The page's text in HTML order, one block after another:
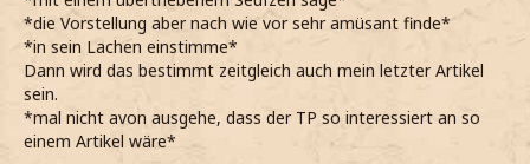
*die Vorstellung aber nach wie vor sehr amüsant finde*
*in sein Lachen einstimme*
Dann wird das bestimmt zeitgleich auch mein letzter Artikel
sein.
*mal nicht avon ausgehe, dass der TP so interessiert an so
einem Artikel wäre*